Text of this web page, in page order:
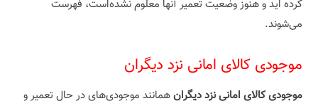
کرده اید و هنوز وضعیت تعمیر آنها معلوم نشده‌است، فهرست
می‌شوند.
موجودی کالای امانی نزد دیگران
موجودی کالای امانی نزد دیگرانهمانند موجودی‌های در حال تعمیر و